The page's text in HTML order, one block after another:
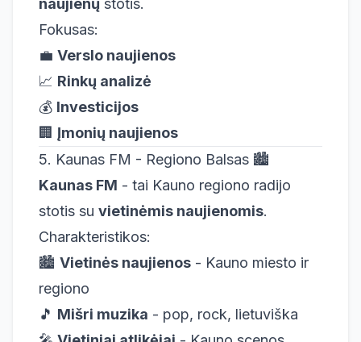
naujienų stotis.
Fokusas:
💼 Verslo naujienos
📈 Rinkų analizė
💰 Investicijos
🏢 Įmonių naujienos
5. Kaunas FM - Regiono Balsas 🏙️
Kaunas FM - tai Kauno regiono radijo
stotis su vietinėmis naujienomis.
Charakteristikos:
🏙️ Vietinės naujienos - Kauno miesto ir
regiono
🎵 Mišri muzika - pop, rock, lietuviška